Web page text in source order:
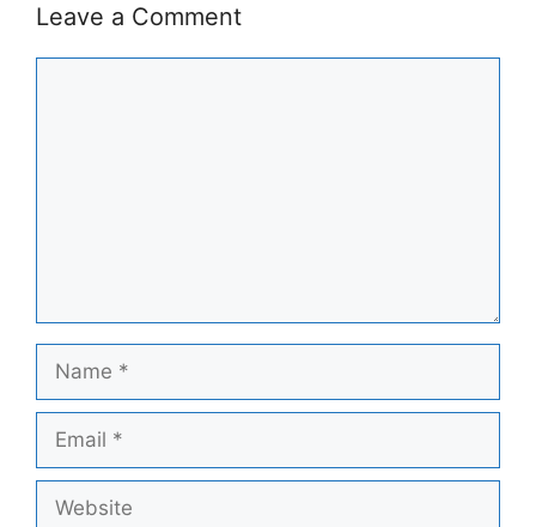
Leave a Comment